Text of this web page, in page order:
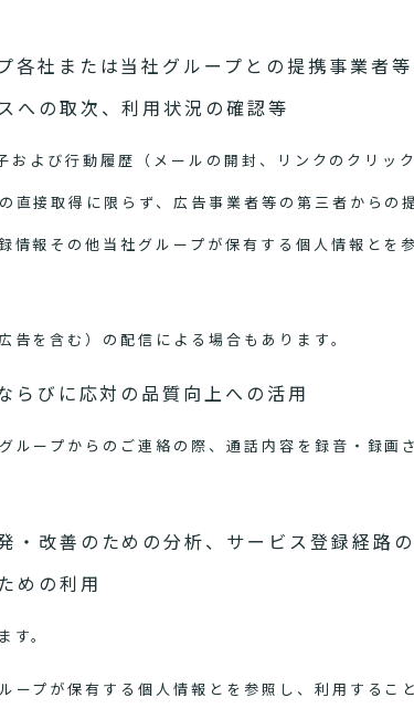
社または当社グループとの提携事業者
への取次、利用状況の確認等
よび行動履歴（メールの開封、リンクのクリッ
接取得に限らず、広告事業者等の第三者からの
報その他当社グループが保有する個人情報とを
を含む）の配信による場合もあります。
びに応対の品質向上への活用
ープからのご連絡の際、通話内容を録音・録画
改善のための分析、サービス登録経路
めの利用
す。
プが保有する個人情報とを参照し、利用するこ